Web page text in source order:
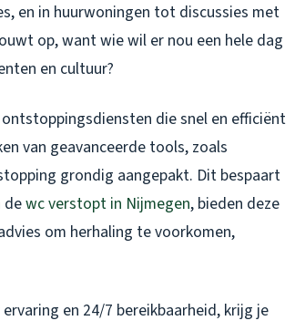
en in huurwoningen tot discussies met
op, want wie wil er nou een hele dag
en cultuur?
die snel en efficiënt
van geavanceerde tools, zoals
grondig aangepakt. Dit bespaart
dewc verstopt in Nijmegen, bieden deze
om herhaling te voorkomen,
en 24/7 bereikbaarheid, krijg je